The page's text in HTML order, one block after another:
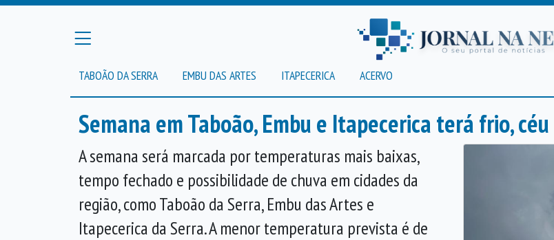
TABOÃO DA SERRA EMBU DAS ARTES ITAPECERICA ACERVO
Semana em Taboão, Embu e Itapecerica terá frio,
A semana será marcada por temperaturas mais baixas,
tempo fechado e possibilidade de chuva em cidades da
região, comoTaboão da Serra,Embu das Artes e
Itapecerica da Serra. A menor temperatura prevista é de